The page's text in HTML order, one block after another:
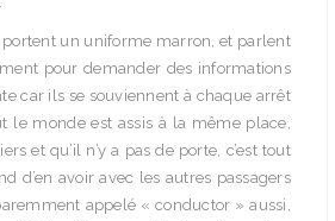
un uniforme marron, et parlent
pour demander des informations
car ils se souviennent à chaque arrêt
monde est assis à la même place,
et qu’il n’y a pas de porte, c’est tout
d’en avoir avec les autres passagers
appelé « conductor » aussi,